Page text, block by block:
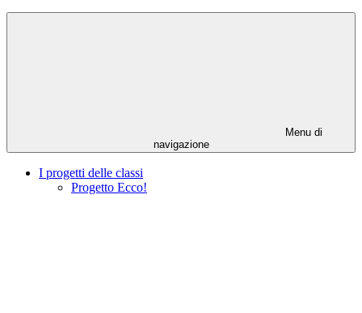
Menu di
navigazione
I progetti delle classi
Progetto Ecco!